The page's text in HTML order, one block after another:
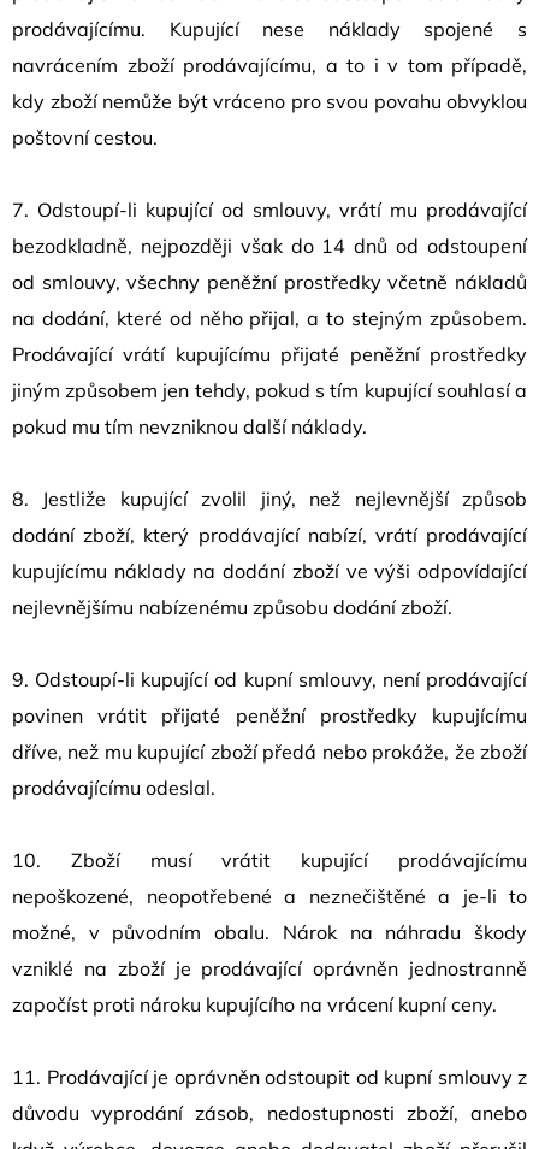
prodávajícímu. Kupující nese náklady spojené s
navrácením zboží prodávajícímu, a to i v tom případě,
kdy zboží nemůže být vráceno pro svou povahu obvyklou
poštovní cestou.
7. Odstoupí-li kupující od smlouvy, vrátí mu prodávající
bezodkladně, nejpozději však do 14 dnů od odstoupení
od smlouvy, všechny peněžní prostředky včetně nákladů
na dodání, které od něho přijal, a to stejným způsobem.
Prodávající vrátí kupujícímu přijaté peněžní prostředky
jiným způsobem jen tehdy, pokud s tím kupující souhlasí a
pokud mu tím nevzniknou další náklady.
8. Jestliže kupující zvolil jiný, než nejlevnější způsob
dodání zboží, který prodávající nabízí, vrátí prodávající
kupujícímu náklady na dodání zboží ve výši odpovídající
nejlevnějšímu nabízenému způsobu dodání zboží.
9. Odstoupí-li kupující od kupní smlouvy, není prodávající
povinen vrátit přijaté peněžní prostředky kupujícímu
dříve, než mu kupující zboží předá nebo prokáže, že zboží
prodávajícímu odeslal.
10. Zboží musí vrátit kupující prodávajícímu
nepoškozené, neopotřebené a neznečištěné a je-li to
možné, v původním obalu. Nárok na náhradu škody
vzniklé na zboží je prodávající oprávněn jednostranně
započíst proti nároku kupujícího na vrácení kupní ceny.
11. Prodávající je oprávněn odstoupit od kupní smlouvy z
důvodu vyprodání zásob, nedostupnosti zboží, anebo